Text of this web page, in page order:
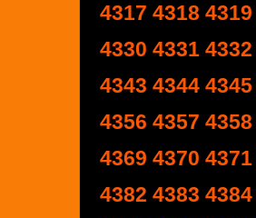
4317 4318 4319
4330 4331 4332
4343 4344 4345
4356 4357 4358
4369 4370 4371
4382 4383 4384